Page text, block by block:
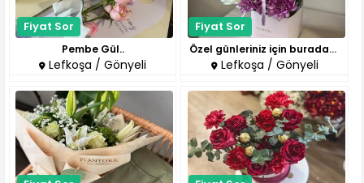
Fiyat Sor
Pembe Gül..
Lefkoşa / Gönyeli
Fiyat Sor
Özel günleriniz için buradayız..
Lefkoşa / Gönyeli